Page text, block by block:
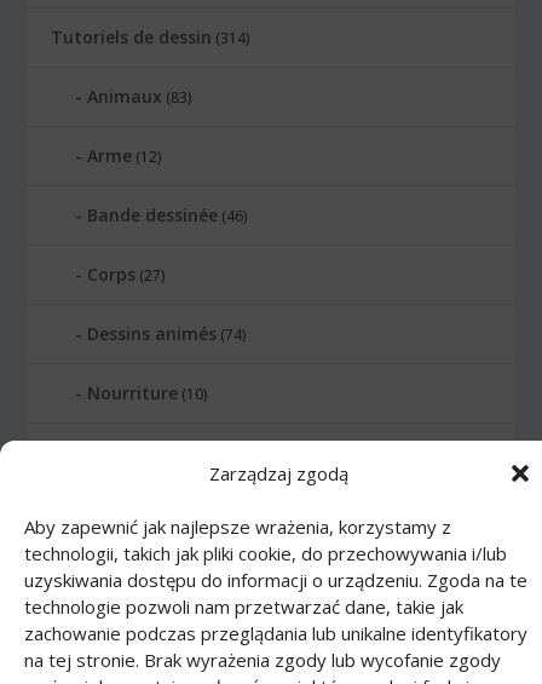
Zarządzaj zgodą
Aby zapewnić jak najlepsze wrażenia, korzystamy z
technologii, takich jak pliki cookie, do przechowywania i/lub
uzyskiwania dostępu do informacji o urządzeniu. Zgoda na te
technologie pozwoli nam przetwarzać dane, takie jak
zachowanie podczas przeglądania lub unikalne identyfikatory
na tej stronie. Brak wyrażenia zgody lub wycofanie zgody
Tutoriels de dessin (314)
Animaux (83)
Arme (12)
Bande dessinée (46)
Corps (27)
Dessins animés (74)
Nourriture (10)
Printmania|Privacy policy PL|Privacy
policy EN|Privacy policy DE|Privacy policy
FR|Privacy policy ES|Privacy policy IT|
Contact us